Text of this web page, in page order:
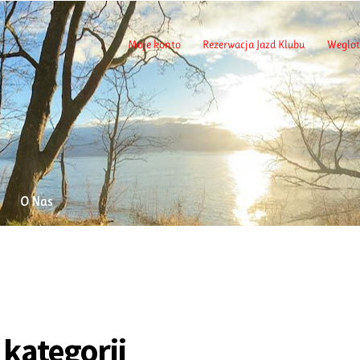
Moje konto Rezerwacja Jazd Klubu
O Nas
kategorii